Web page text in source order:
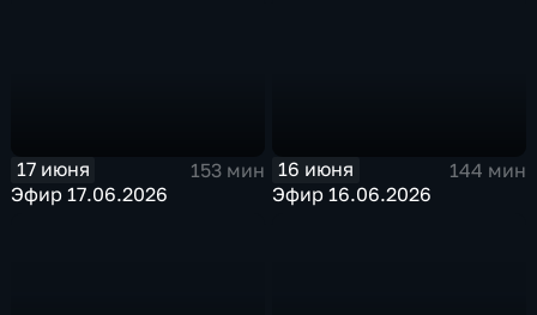
17 июня
153 мин
Эфир 17.06.2026
16 июня
144 мин
Эфир 16.06.2026